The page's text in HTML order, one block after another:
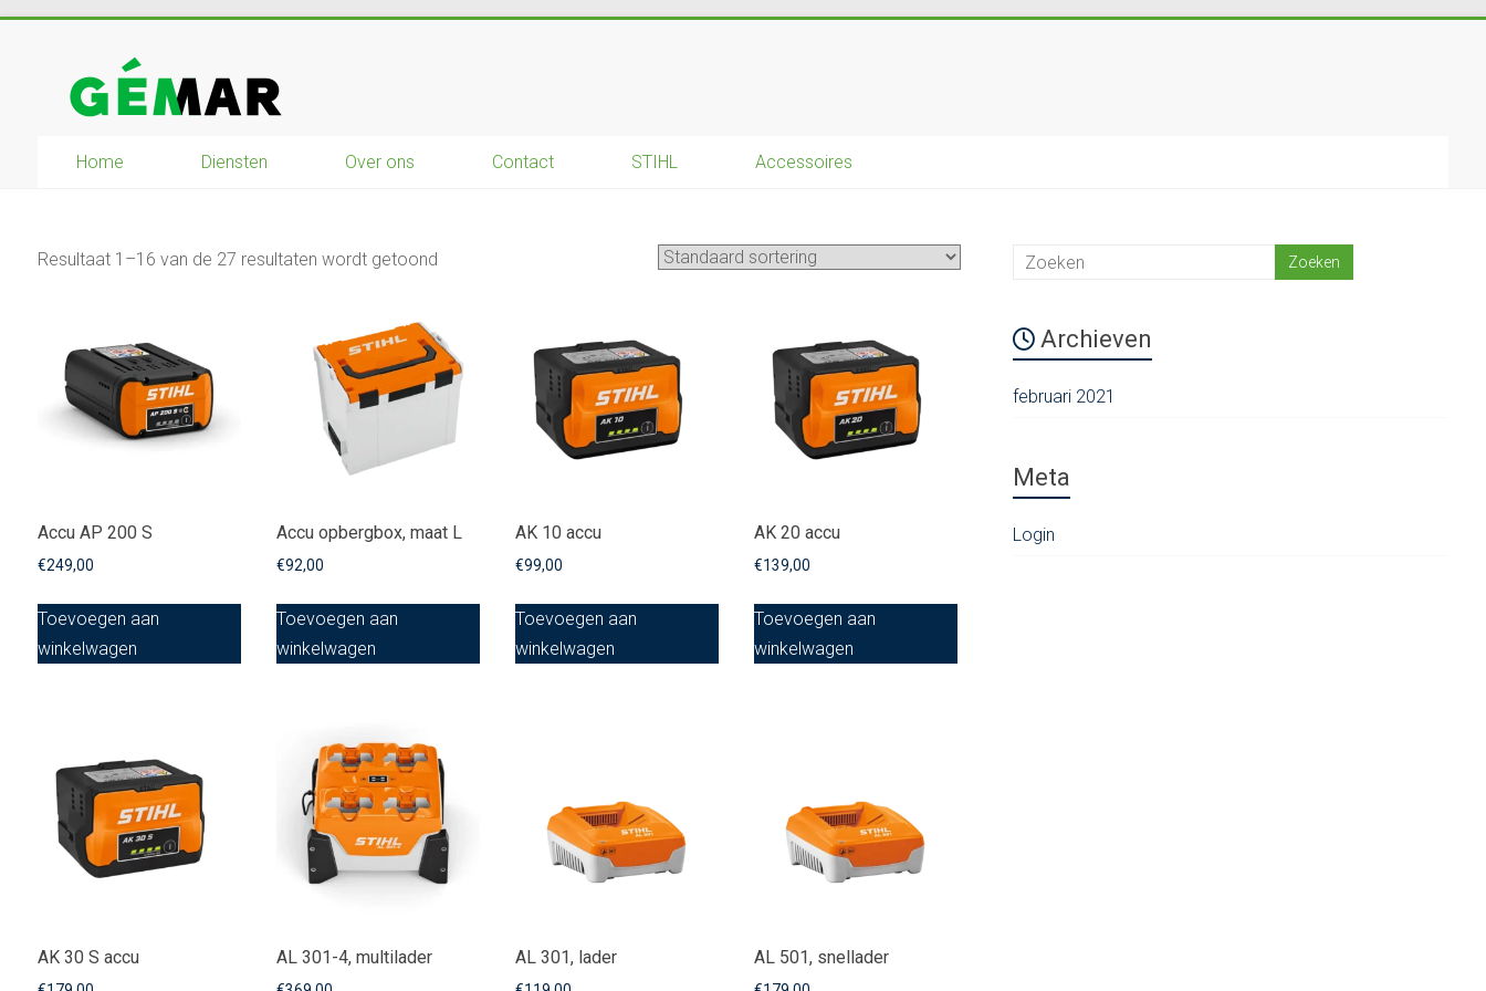
GEMAR
mechanisatie
Home Diensten Over ons Contact STIHL Accessoires
Resultaat 1–16 van de 27 resultaten wordt getoond
Accu AP 200 S
€249,00
Toevoegen aan
winkelwagen
Accu opbergbox, maat L
€92,00
Toevoegen aan
winkelwagen
AK 10 accu
€99,00
Toevoegen aan
winkelwagen
AK 20 accu
€139,00
Toevoegen aan
winkelwagen
AK 30 S accu AL 301-4, multilader AL 301, lader AL 501, snellader
Archieven
februari 2021
Meta
Login